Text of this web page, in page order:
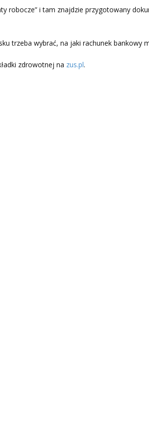
robocze” i tam znajdzie przygotowany
trzeba wybrać, na jaki rachunek bankowy
zdrowotnej na zus.pl.